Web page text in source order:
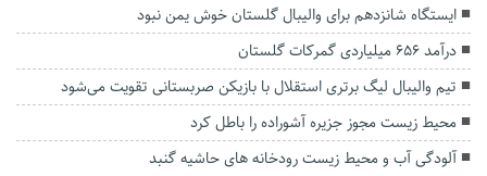
ایستگاه شانزدهم برای والیبال گلستان خوش یمن نبود
درآمد ۶۵۶ میلیاردی گمرکات گلستان
تیم والیبال لیگ برتری استقلال با بازیکن صربستانی تقویت می‌شود
محیط زیست مجوز جزیره آشوراده را باطل کرد
آلودگی آب و محیط زیست رودخانه های حاشیه گنبد